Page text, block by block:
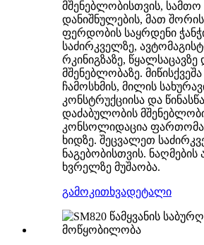
მშენებლობისთვის,
დანიშნულების, მათ
ფერდობის საყრდენი
საძირკველზე,
რკინიგზაზე,
მშენებლობაზე.
ჩამოსხმის, მილის
კონსტრუქციისა და
დაძაბულობის
კონსოლიდაცია
ხიდზე. შეცვალეთ
ნაგებობისთვის. ნაღმების
ხვრელზე მუშაობა.
გამოკითხვადეტალი